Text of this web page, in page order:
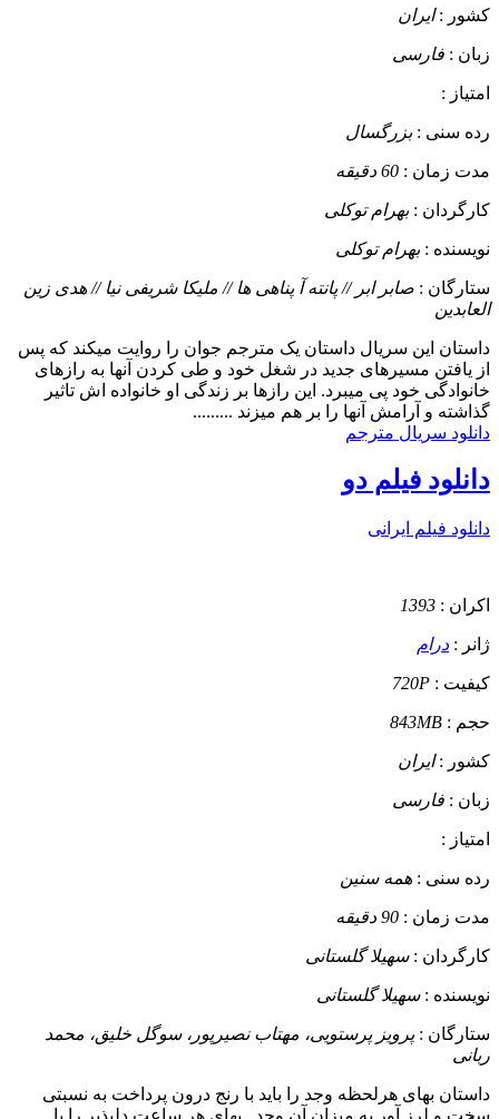
کشور :ایران
زبان : فارسی
امتیاز :
رده سنی :بزرگسال
مدت زمان : 60 دقیقه
کارگردان :بهرام توکلی
نویسنده :بهرام توکلی
ستارگان : صابر ابر // پانته آ پناهی ها // ملیکا شریفی نیا // هدی زین
العابدین
داستان این سریال داستان یک مترجم جوان را روایت میکند که پس
از یافتن مسیرهای جدید در شغل خود و طی کردن آنها به رازهای
خانوادگی خود پی میبرد. این رازها بر زندگی او خانواده اش تاثیر
گذاشته و آرامش آنها را بر هم میزند .........
دانلود سریال مترجم
دانلود فیلم دو
دانلود فیلم ایرانی
اکران : 1393
ژانر : درام
کیفیت : 720P
حجم : 843MB
کشور :ایران
زبان : فارسی
امتیاز :
رده سنی : همه سنین
مدت زمان : 90 دقیقه
کارگردان :سهیلا گلستانی
نویسنده :سهیلا گلستانی
ستارگان :پرویز پرستویی، مهتاب نصیرپور، سوگل خلیق، محمد
ربانی
داستان بهای هرلحظه وجد را باید با رنج درون پرداخت به نسبتی